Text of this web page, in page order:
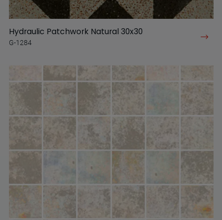
Hydraulic Patchwork Natural 30x30
G-1284